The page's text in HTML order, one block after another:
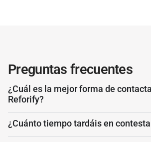
Preguntas frecuentes
¿Cuál es la mejor forma de
Reforify?
¿Cuánto tiempo tardáis en